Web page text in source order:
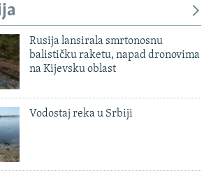
Rusija lansirala smrtonosnu
balističku raketu, napad dronovima
na Kijevsku oblast
Vodostaj reka u Srbiji